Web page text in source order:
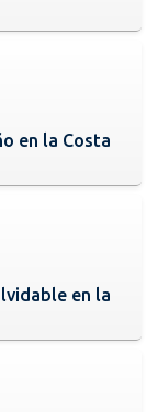
en la Costa
en la